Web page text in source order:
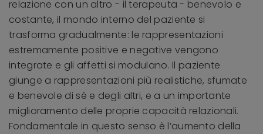
relazione con un altro - il terapeuta - benevolo e
costante, il mondo interno del paziente si
trasforma gradualmente: le rappresentazioni
estremamente positive e negative vengono
integrate e gli affetti si modulano. Il paziente
giunge a rappresentazioni più realistiche, sfumate
e benevole di sé e degli altri, e a un importante
miglioramento delle proprie capacità relazionali.
Fondamentale in questo senso è l’aumento della